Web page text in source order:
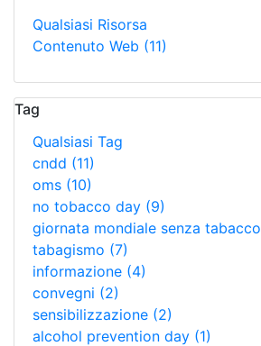
Qualsiasi Risorsa
Contenuto Web (11)
Tag
Qualsiasi Tag
cndd (11)
oms (10)
no tobacco day (9)
giornata mondiale senza tabacco
tabagismo (7)
informazione (4)
convegni (2)
sensibilizzazione (2)
alcohol prevention day (1)